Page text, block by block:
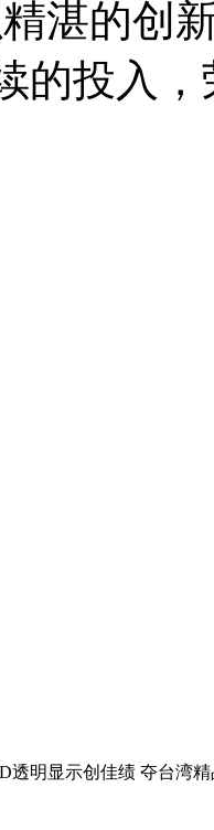
的创新
投入
透明显示创佳绩 夺台湾